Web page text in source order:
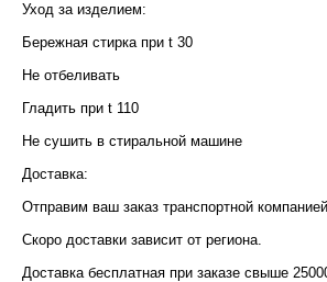
Уход за изделием:
Бережная стирка при t 30
Не отбеливать
Гладить при t 110
Не сушить в стиральной машине
Доставка:
Отправим ваш заказ транспортной
Скоро доставки зависит от региона.
Доставка бесплатная при заказе свыше